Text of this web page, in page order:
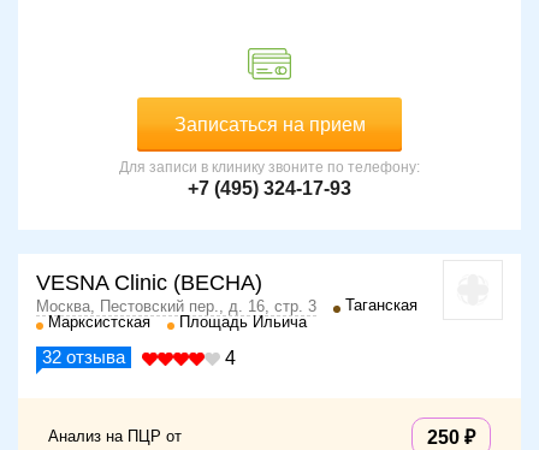
Записаться на прием
Для записи в клинику звоните по телефону:
+7 (495) 324-17-93
VESNA Clinic (ВЕСНА)
Москва, Пестовский пер., д. 16, стр. 3
Таганская
Марксистская
Площадь Ильича
32 отзыва 4
Анализ на ПЦР от 250